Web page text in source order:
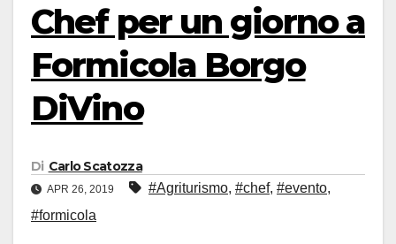
Chef per un giorno a
Formicola Borgo
DiVino
Di Carlo Scatozza
APR 26, 2019 #Agriturismo, #chef, #evento,
#formicola